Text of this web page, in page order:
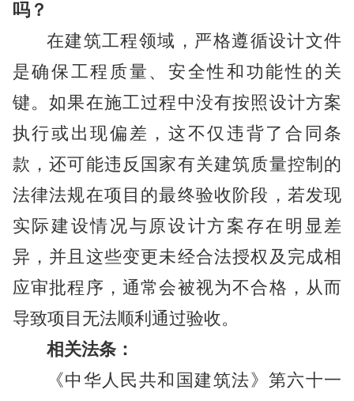
吗？
在建筑工程领域，严格遵循设计文件
是确保工程质量、安全性和功能性的关
键。如果在施工过程中没有按照设计方案
执行或出现偏差，这不仅违背了合同条
款，还可能违反国家有关建筑质量控制的
法律法规在项目的最终验收阶段，若发现
实际建设情况与原设计方案存在明显差
异，并且这些变更未经合法授权及完成相
应审批程序，通常会被视为不合格，从而
导致项目无法顺利通过验收。
相关法条：
《中华人民共和国建筑法》第六十一